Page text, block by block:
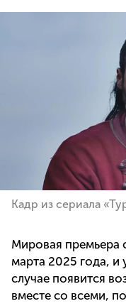
Кадр из сериала
Мировая премьера
марта 2025 года,
случае появится
вместе со всеми,